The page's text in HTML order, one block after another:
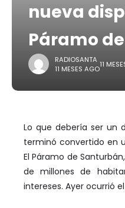
nueva
Páramo
RADIOSANTA
11 MESES AGO11
Lo que debería ser un
terminó convertido en
El Páramo de
de millones de
intereses. Ayer ocurrió